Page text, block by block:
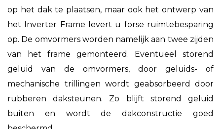
op het dak te plaatsen, maar ook het ontwerp van
het Inverter Frame levert u forse ruimtebesparing
op. De omvormers worden namelijk aan twee zijden
van het frame gemonteerd. Eventueel storend
geluid van de omvormers, door geluids- of
mechanische trillingen wordt geabsorbeerd door
rubberen daksteunen. Zo blijft storend geluid
buiten en wordt de dakconstructie goed